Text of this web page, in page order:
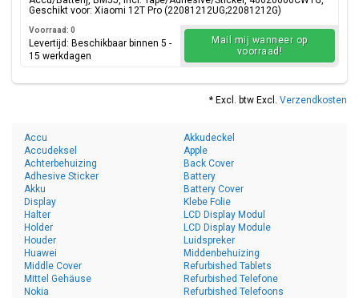
Geschikt voor: Xiaomi 12T Pro (22081212UG;22081212G)
Voorraad: 0
Levertijd: Beschikbaar binnen 5 -
15 werkdagen
Mail mij wanneer op
voorraad!
* Excl. btw Excl. Verzendkosten
Accu
Accudeksel
Achterbehuizing
Adhesive Sticker
Akku
Akkudeckel
Apple
Back Cover
Battery
Battery Cover
Display
Halter
Holder
Houder
Huawei
Klebe Folie
LCD Display Modul
LCD Display Module
Luidspreker
Middenbehuizing
Middle Cover
Mittel Gehäuse
Nokia
Refurbished Tablets
Refurbished Telefone
Refurbished Telefoons